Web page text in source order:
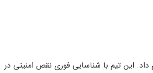
این تیم با شناسایی فوری نقص امنیتی در